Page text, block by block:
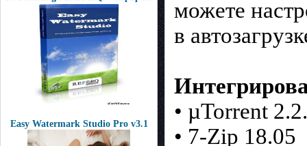
Easy Watermark Studio Pro v3.1
можете
в
• µTorrent
• 7-Zip 18.05